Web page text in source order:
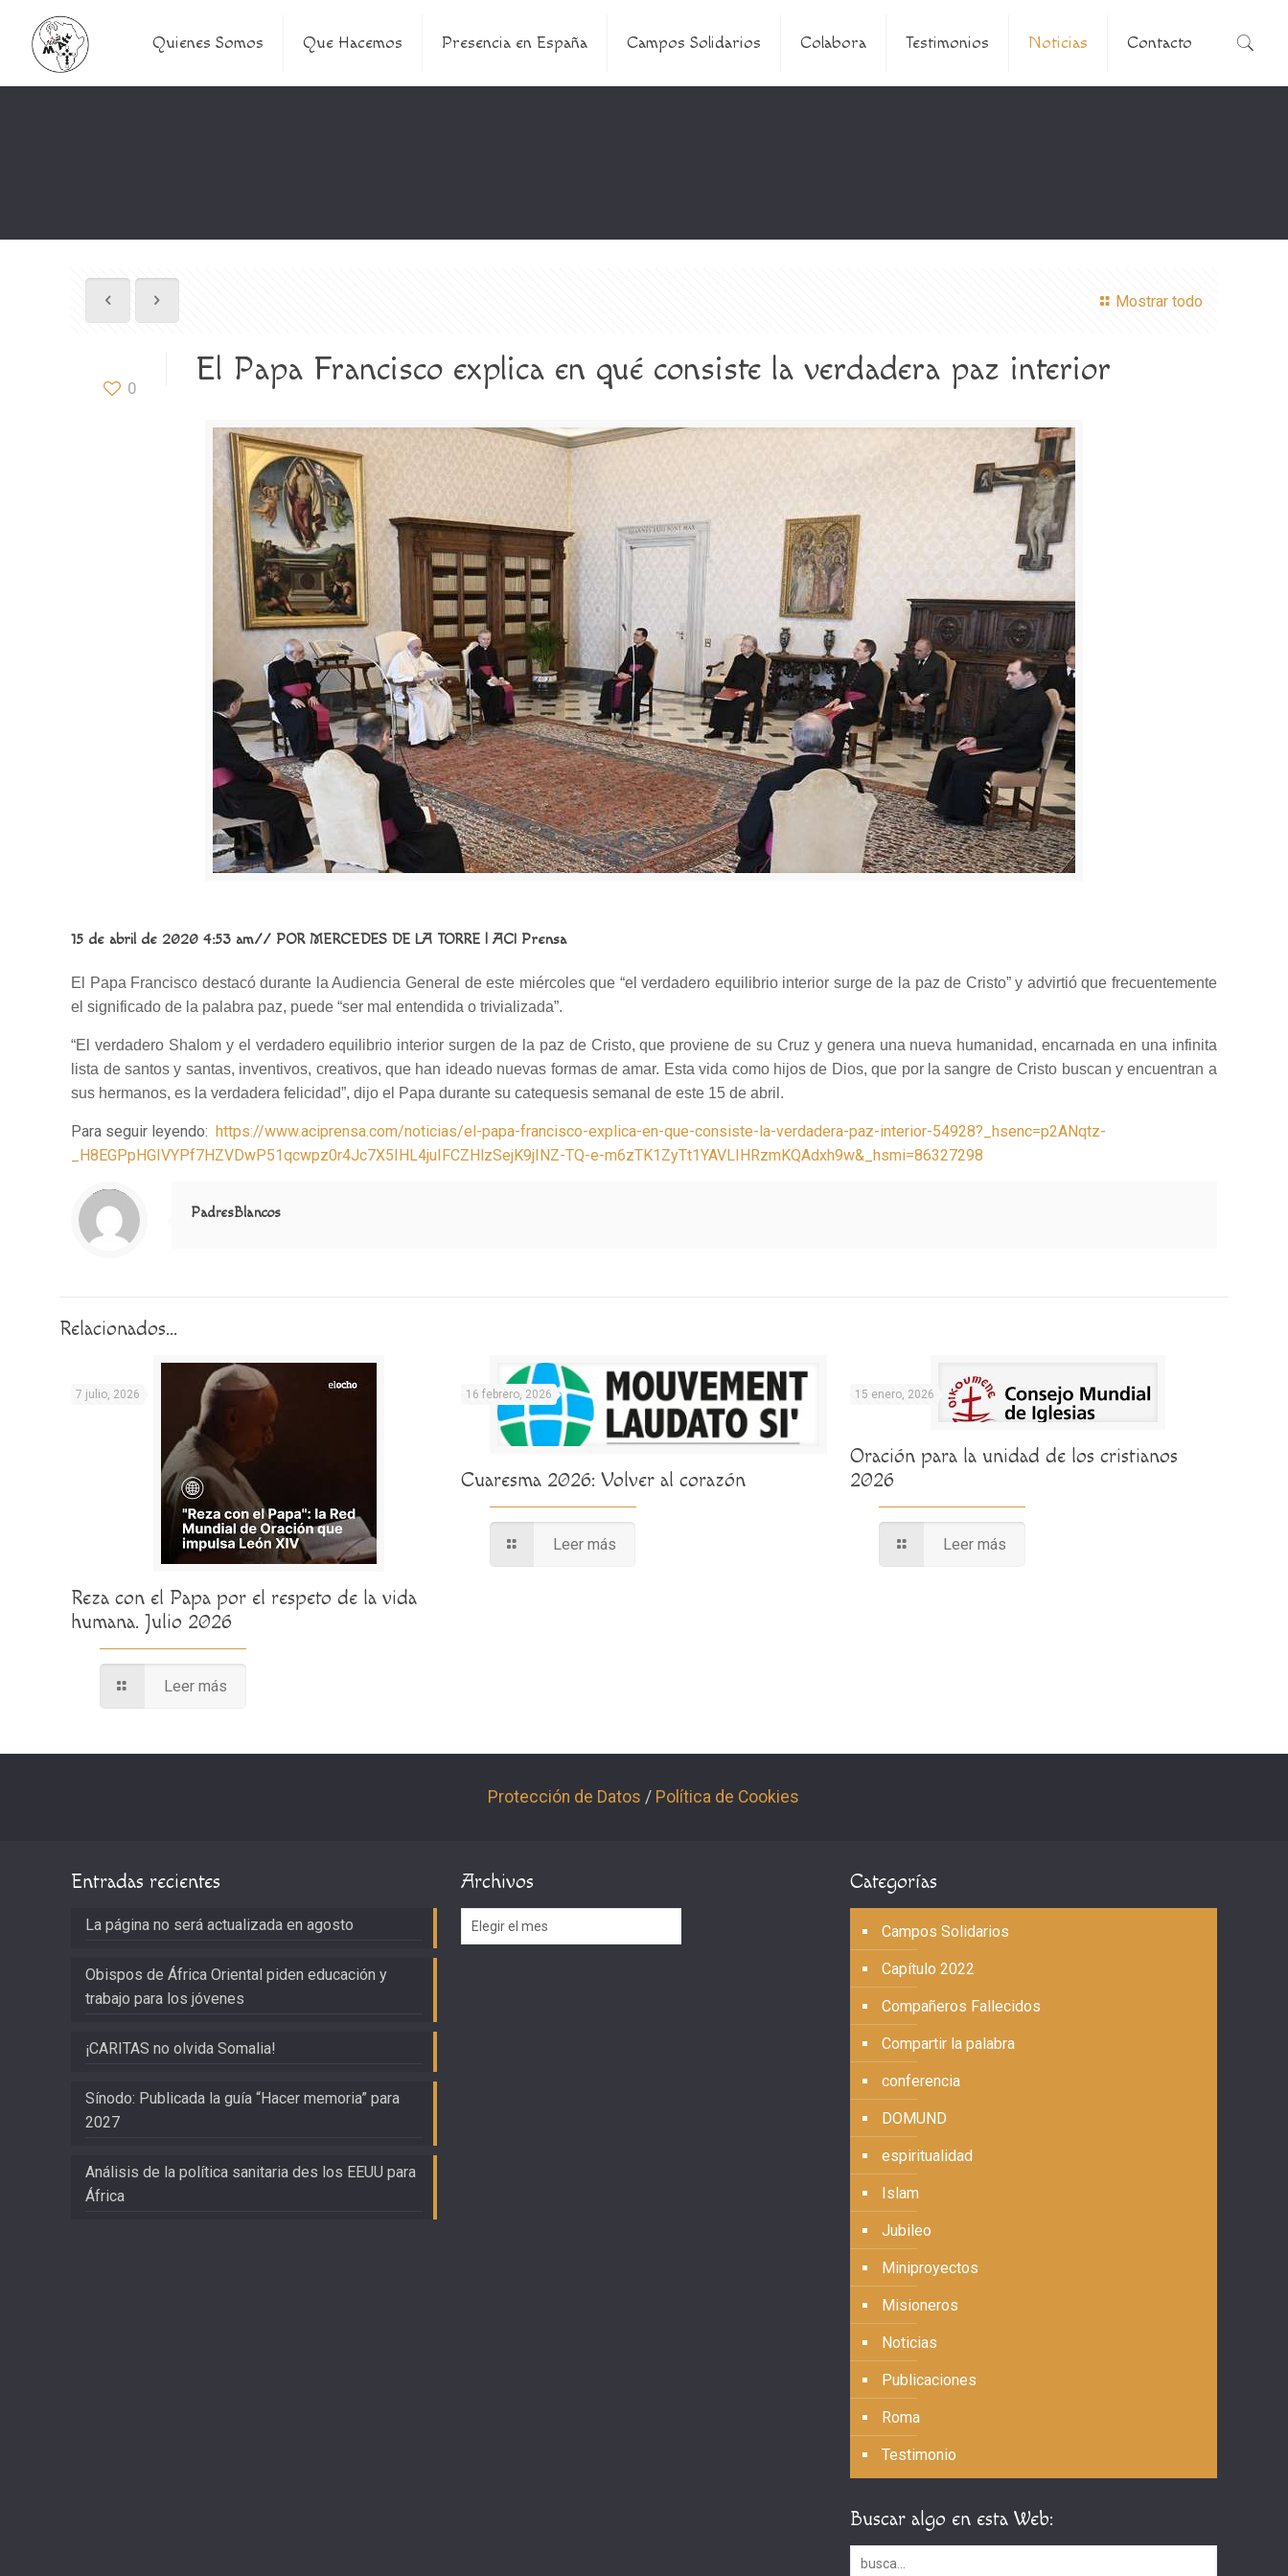
Quienes Somos Que Hacemos Presencia en España Campos Solidarios Colabora Testimonios Noticias Contacto
Mostrar todo
0 El Papa Francisco explica en qué consiste la verdadera paz interior
15 de abril de 2020 4:53 am// POR MERCEDES DE LA TORRE | ACI Prensa
El Papa Francisco destacó durante la Audiencia General de este miércoles que “el verdadero equilibrio interior surge de la paz de Cristo” y advirtió que frecuentemente
el significado de la palabra paz, puede “ser mal entendida o trivializada”.
“El verdadero Shalom y el verdadero equilibrio interior surgen de la paz de Cristo, que proviene de su Cruz y genera una nueva humanidad, encarnada en una infinita
lista de santos y santas, inventivos, creativos, que han ideado nuevas formas de amar. Esta vida como hijos de Dios, que por la sangre de Cristo buscan y encuentran a
sus hermanos, es la verdadera felicidad”, dijo el Papa durante su catequesis semanal de este 15 de abril.
Para seguir leyendo:https://www.aciprensa.com/noticias/el-papa-francisco-explica-en-que-consiste-la-verdadera-paz-interior-54928?_hsenc=p2ANqtz-
_H8EGPpHGIVYPf7HZVDwP51qcwpz0r4Jc7X5IHL4juIFCZHlzSejK9jINZ-TQ-e-m6zTK1ZyTt1YAVLIHRzmKQAdxh9w&_hsmi=86327298
Notice
: Trying to access array offset on value of type null in
/home/misioner/public_html/padresblancos/themes/betheme/includes/content-single.php
on line
286
PadresBlancos
Relacionados...
7 julio, 2026
Reza con el Papa por el respeto de la vida
humana. Julio 2026
Leer más
16 febrero, 2026
Cuaresma 2026: Volver al corazón
Leer más
15 enero, 2026
Oración para la unidad de los cristianos
2026
Leer más
Protección de Datos / Política de Cookies
Entradas recientes
La página no será actualizada en agosto
Obispos de África Oriental piden educación y
trabajo para los jóvenes
¡CARITAS no olvida Somalia!
Sínodo: Publicada la guía “Hacer memoria” para
2027
Análisis de la política sanitaria des los EEUU para
África
Archivos
Archivos
Categorías
Campos Solidarios
Capítulo 2022
Compañeros Fallecidos
Compartir la palabra
conferencia
DOMUND
espiritualidad
Islam
Jubileo
Miniproyectos
Misioneros
Noticias
Publicaciones
Roma
Testimonio
Buscar algo en esta Web: